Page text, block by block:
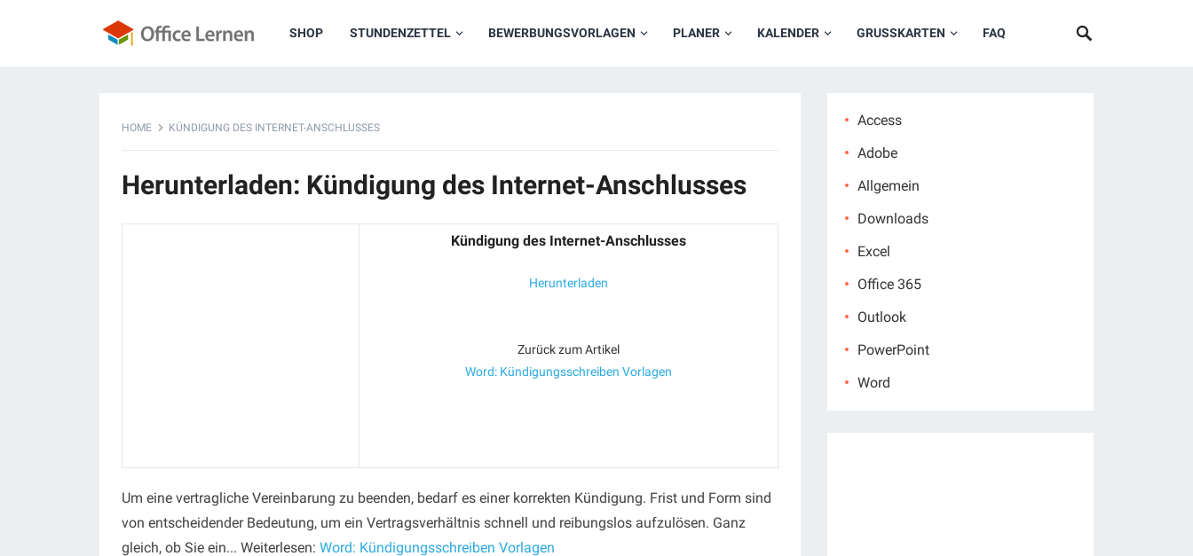
SHOP STUNDENZETTEL BEWERBUNGSVORLAGEN PLANER KALENDER GRUSSKARTEN FAQ
HOME KÜNDIGUNG DES INTERNET-ANSCHLUSSES
Herunterladen: Kündigung des Internet-Anschlusses
Kündigung des Internet-Anschlusses
Herunterladen
Zurück zum Artikel
Word: Kündigungsschreiben Vorlagen
Um eine vertragliche Vereinbarung zu beenden, bedarf es einer korrekten Kündigung. Frist und Form sind
von entscheidender Bedeutung, um ein Vertragsverhältnis schnell und reibungslos aufzulösen. Ganz
gleich, ob Sie ein... Weiterlesen: Word: Kündigungsschreiben Vorlagen
Access
Adobe
Allgemein
Downloads
Excel
Office 365
Outlook
PowerPoint
Word